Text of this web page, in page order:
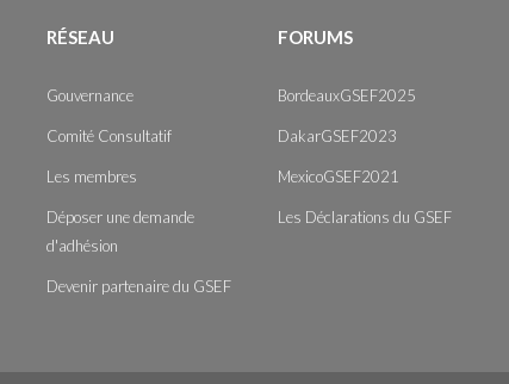
RÉSEAU
Gouvernance
Comité Consultatif
Les membres
Déposer une demande
d'adhésion
Devenir partenaire du GSEF
FORUMS
BordeauxGSEF2025
DakarGSEF2023
MexicoGSEF2021
Les Déclarations du GSEF